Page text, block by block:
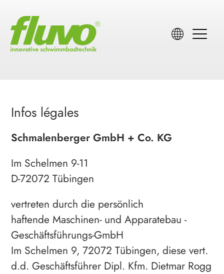
Infos légales
Schmalenberger GmbH + Co. KG
Im Schelmen 9-11
D-72072 Tübingen
vertreten durch die persönlich
haftende Maschinen- und Apparatebau -
Geschäftsführungs-GmbH
Im Schelmen 9, 72072 Tübingen, diese vert.
d.d. Geschäftsführer Dipl. Kfm. Dietmar Rogg